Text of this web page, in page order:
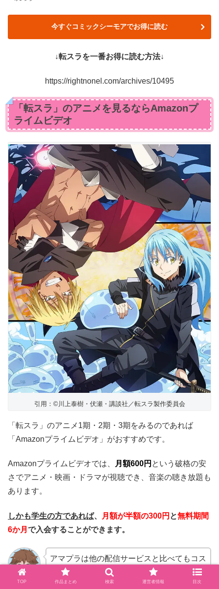
今すぐコミックシーモアでお得に読む
↓転スラを一番お得に読む方法↓
https://rightnonel.com/archives/10495
「転スラ」のアニメを見るならAmazonプ
ライムビデオ
引用：©川上泰樹・伏瀬・講談社／転スラ製作委員会
「転スラ」のアニメ1期・2期・3期をみるのであれば
「Amazonプライムビデオ」がおすすめです。
Amazonプライムビデオでは、 月額600円 という破格の安
さでアニメ・映画・ドラマが視聴でき、音楽の聴き放題も
あります。
しかも学生の方であれば、 月額が半額の300円 と無料期間
6か月 で入会することができます。
アマプラは他の配信サービスと比べてもコス
パが非常に良いです。特に学生の方は
半額で
利用できるので絶対に入会したほうがお得で
TOP 作品まとめ 検索 運営者情報 目次